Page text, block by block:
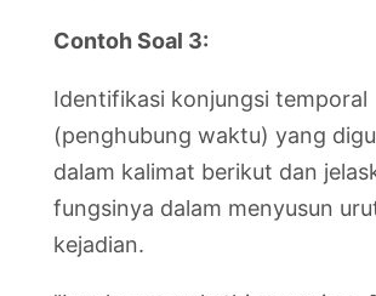
Contoh Soal 3:
Identifikasi konjungsi temporal
(penghubung waktu) yang
dalam kalimat berikut dan
fungsinya dalam menyusun
kejadian.